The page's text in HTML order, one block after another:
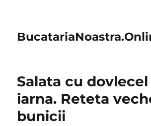
Salata cu
iarna. Reteta
bunicii